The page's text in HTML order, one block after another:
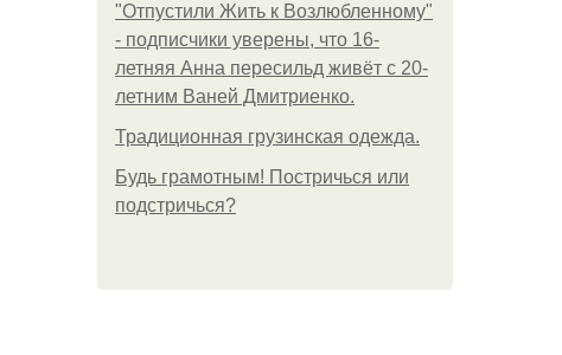
"Отпустили Жить к Возлюбленному"
- подписчики уверены, что 16-
летняя Анна пересильд живёт с 20-
летним Ваней Дмитриенко.
Традиционная грузинская одежда.
Будь грамотным! Постричься или
подстричься?